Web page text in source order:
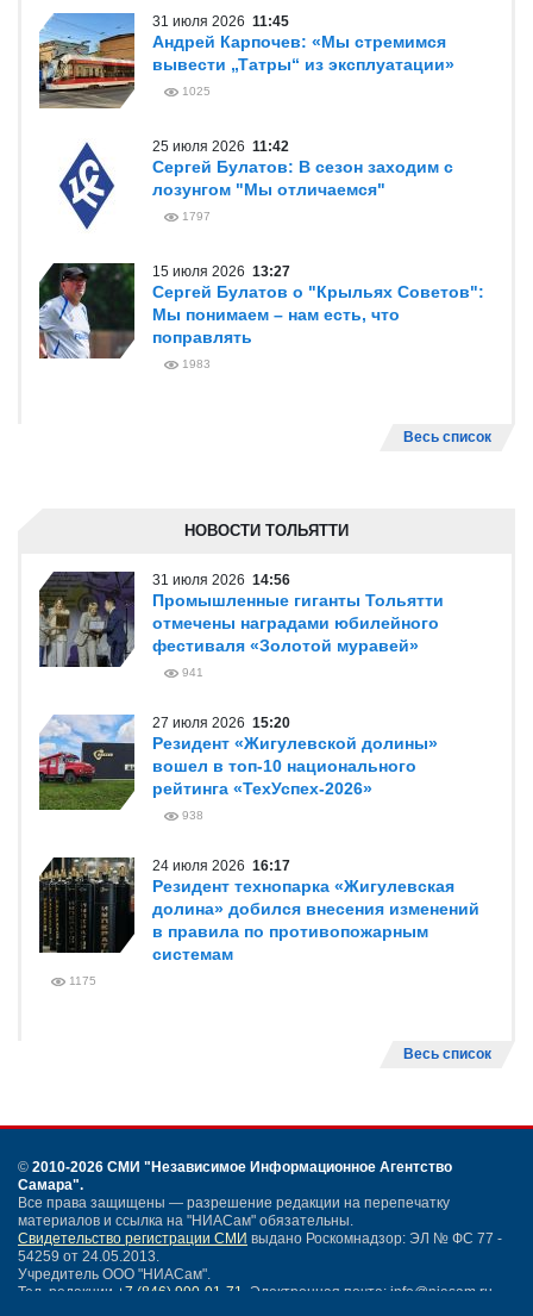
31 июля 2026 11:45
Андрей Карпочев: «Мы стремимся
вывести „Татры“ из эксплуатации»
1025
25 июля 2026 11:42
Сергей Булатов: В сезон заходим с
лозунгом "Мы отличаемся"
1797
15 июля 2026 13:27
Сергей Булатов о "Крыльях Советов":
Мы понимаем – нам есть, что
поправлять
1983
Весь список
НОВОСТИ ТОЛЬЯТТИ
31 июля 2026 14:56
Промышленные гиганты Тольятти
отмечены наградами юбилейного
фестиваля «Золотой муравей»
941
27 июля 2026 15:20
Резидент «Жигулевской долины»
вошел в топ-10 национального
рейтинга «ТехУспех-2026»
938
24 июля 2026 16:17
Резидент технопарка «Жигулевская
долина» добился внесения изменений
в правила по противопожарным
системам
1175
Весь список
© 2010-2026 СМИ "Независимое Информационное Агентство
Самара".
Все права защищены — разрешение редакции на перепечатку
материалов и ссылка на "НИАСам" обязательны.
Свидетельство регистрации СМИ выдано Роскомнадзор: ЭЛ № ФС 77 -
54259 от 24.05.2013.
Учредитель ООО "НИАСам".
Тел. редакции +7 (846) 990-91-71. Электронная почта: info@niasam.ru